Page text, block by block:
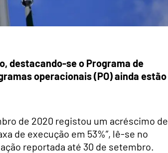
destacando-se o Programa de
operacionais (PO) ainda estão
de 2020 registou um acréscimo de
de execução em 53%”, lê-se no
reportada até 30 de setembro.